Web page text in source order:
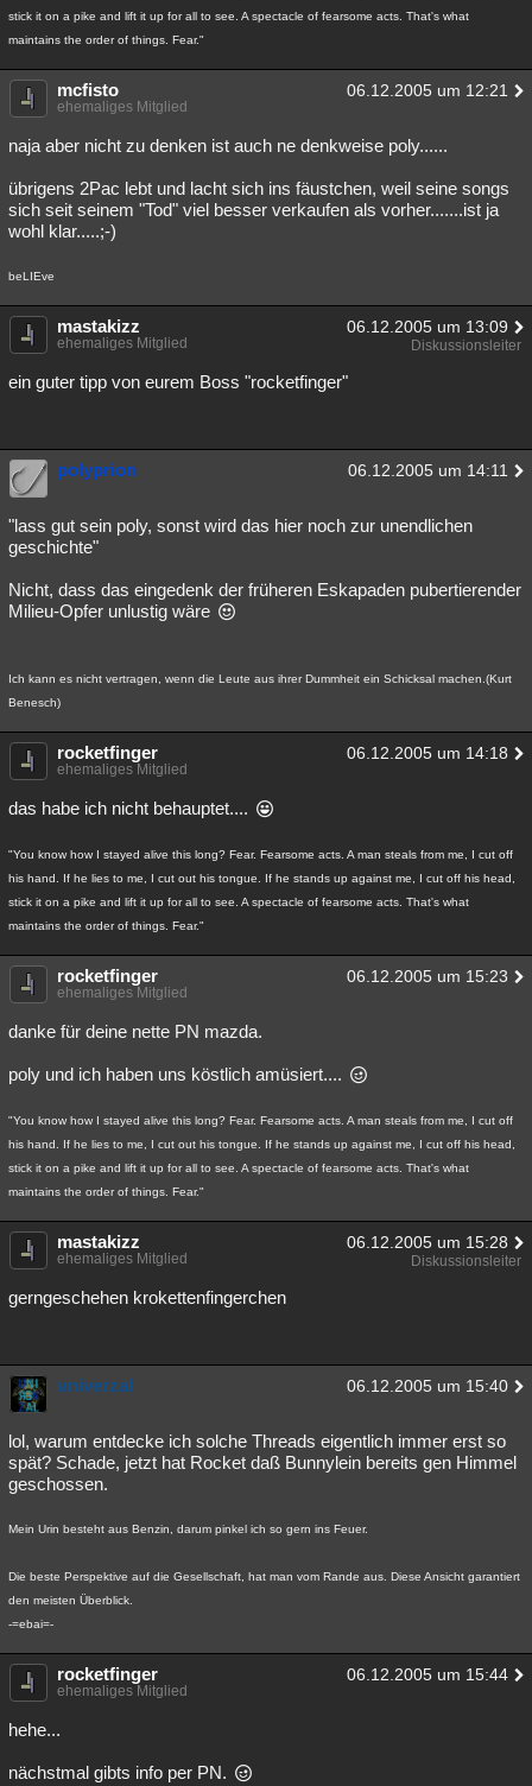
stick it on a pike and lift it up for all to see. A spectacle of fearsome acts. That's what
maintains the order of things. Fear."
mcfisto 06.12.2005 um 12:21
ehemaliges Mitglied
naja aber nicht zu denken ist auch ne denkweise poly......
übrigens 2Pac lebt und lacht sich ins fäustchen, weil seine songs
sich seit seinem "Tod" viel besser verkaufen als vorher.......ist ja
wohl klar.....;-)
beLIEve
mastakizz 06.12.2005 um 13:09
ehemaliges Mitglied Diskussionsleiter
ein guter tipp von eurem Boss "rocketfinger"
polyprion 06.12.2005 um 14:11
"lass gut sein poly, sonst wird das hier noch zur unendlichen
geschichte"
Nicht, dass das eingedenk der früheren Eskapaden pubertierender
Milieu-Opfer unlustig wäre
Ich kann es nicht vertragen, wenn die Leute aus ihrer Dummheit ein Schicksal machen.(Kurt
Benesch)
rocketfinger 06.12.2005 um 14:18
ehemaliges Mitglied
das habe ich nicht behauptet....
"You know how I stayed alive this long? Fear. Fearsome acts. A man steals from me, I cut off
his hand. If he lies to me, I cut out his tongue. If he stands up against me, I cut off his head,
stick it on a pike and lift it up for all to see. A spectacle of fearsome acts. That's what
maintains the order of things. Fear."
rocketfinger 06.12.2005 um 15:23
ehemaliges Mitglied
danke für deine nette PN mazda.
poly und ich haben uns köstlich amüsiert....
"You know how I stayed alive this long? Fear. Fearsome acts. A man steals from me, I cut off
his hand. If he lies to me, I cut out his tongue. If he stands up against me, I cut off his head,
stick it on a pike and lift it up for all to see. A spectacle of fearsome acts. That's what
maintains the order of things. Fear."
mastakizz 06.12.2005 um 15:28
ehemaliges Mitglied Diskussionsleiter
gerngeschehen krokettenfingerchen
univerzal 06.12.2005 um 15:40
lol, warum entdecke ich solche Threads eigentlich immer erst so
spät? Schade, jetzt hat Rocket daß Bunnylein bereits gen Himmel
geschossen.
Mein Urin besteht aus Benzin, darum pinkel ich so gern ins Feuer.
Die beste Perspektive auf die Gesellschaft, hat man vom Rande aus. Diese Ansicht garantiert
den meisten Überblick.
-=ebai=-
rocketfinger 06.12.2005 um 15:44
ehemaliges Mitglied
hehe...
nächstmal gibts info per PN.